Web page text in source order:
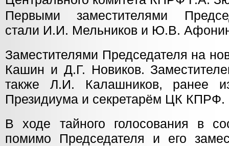
Первыми заместителями
стали И.И. Мельников и Ю.В.
Заместителями Председателя на
Кашин и Д.Г. Новиков.
также Л.И. Калашников, ранее
Президиума и секретарём ЦК КПРФ.
В ходе тайного голосования в
помимо Председателя и его